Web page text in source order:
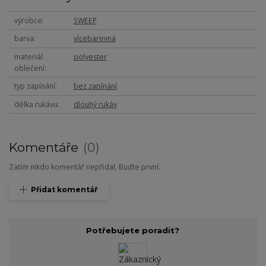
výrobce
SWEEP
barva
vícebarevná
materiál
oblečení
polyester
typ zapínání
bez zapínání
délka rukávu
dlouhý rukáv
Komentáře 0
Zatím nikdo komentář nepřidal. Buďte první.
Přidat komentář
Potřebujete poradit?